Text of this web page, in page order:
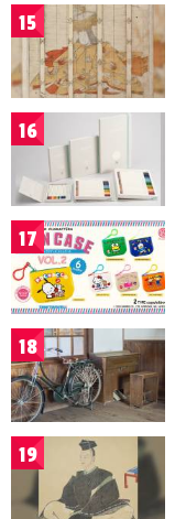
15
16
17
18
19